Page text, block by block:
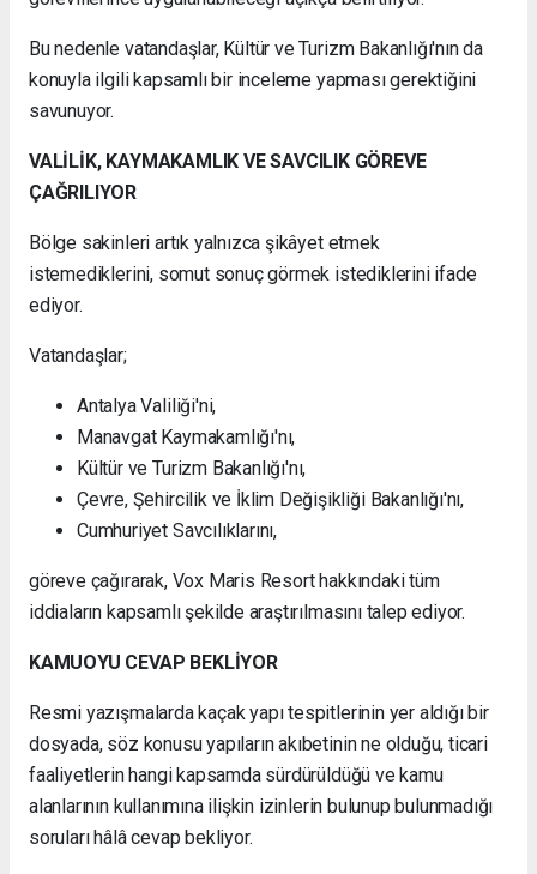
Bu nedenle vatandaşlar, Kültür ve Turizm Bakanlığı'nın da
konuyla ilgili kapsamlı bir inceleme yapması gerektiğini
savunuyor.
VALİLİK, KAYMAKAMLIK VE SAVCILIK GÖREVE
ÇAĞRILIYOR
Bölge sakinleri artık yalnızca şikâyet etmek
istemediklerini, somut sonuç görmek istediklerini ifade
ediyor.
Vatandaşlar;
Antalya Valiliği'ni,
Manavgat Kaymakamlığı'nı,
Kültür ve Turizm Bakanlığı'nı,
Çevre, Şehircilik ve İklim Değişikliği Bakanlığı'nı,
Cumhuriyet Savcılıklarını,
göreve çağırarak, Vox Maris Resort hakkındaki tüm
iddiaların kapsamlı şekilde araştırılmasını talep ediyor.
KAMUOYU CEVAP BEKLİYOR
Resmi yazışmalarda kaçak yapı tespitlerinin yer aldığı bir
dosyada, söz konusu yapıların akıbetinin ne olduğu, ticari
faaliyetlerin hangi kapsamda sürdürüldüğü ve kamu
alanlarının kullanımına ilişkin izinlerin bulunup bulunmadığı
soruları hâlâ cevap bekliyor.